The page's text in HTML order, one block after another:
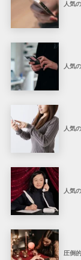
人気
人気
人気
人気
圧倒